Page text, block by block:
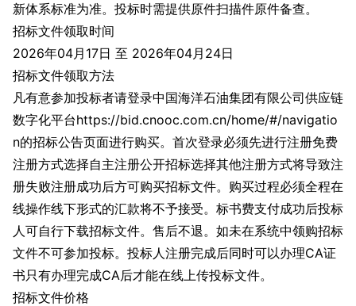
新体系标准为准。投标时需提供原件扫描件原件备查。
招标文件领取时间
2026年04月17日 至 2026年04月24日
招标文件领取方法
凡有意参加投标者请登录中国海洋石油集团有限公司供应链
数字化平台https://bid.cnooc.com.cn/home/#/navigatio
n的招标公告页面进行购买。首次登录必须先进行注册免费
注册方式选择自主注册公开招标选择其他注册方式将导致注
册失败注册成功后方可购买招标文件。购买过程必须全程在
线操作线下形式的汇款将不予接受。标书费支付成功后投标
人可自行下载招标文件。售后不退。如未在系统中领购招标
文件不可参加投标。投标人注册完成后同时可以办理CA证
书只有办理完成CA后才能在线上传投标文件。
招标文件价格